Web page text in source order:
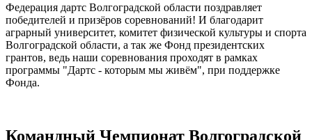
Федерация дартс Волгоградской области поздравляет
победителей и призёров соревнований! И благодарит
аграрный университет, комитет физической культуры и спорта
Волгоградской области, а так же Фонд президентских
грантов, ведь наши соревнования проходят в рамках
программы "Дартс - которым мы живём", при поддержке
Фонда.
Командный Чемпионат Волгоградской